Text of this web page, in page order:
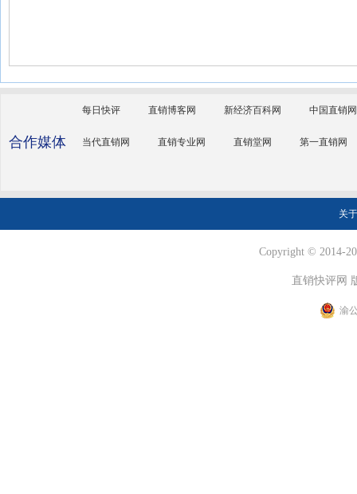
合作媒体
每日快评 直销博客网 新经济百科网 中国直销网
当代直销网 直销专业网 直销堂网 第一直销网
关
Copyright © 2014-
直销快评网
渝